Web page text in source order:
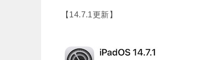
【14.7.1更新】